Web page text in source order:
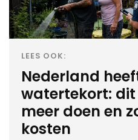
LEES OOK:
Nederland
watertekort:
meer doen en
kosten